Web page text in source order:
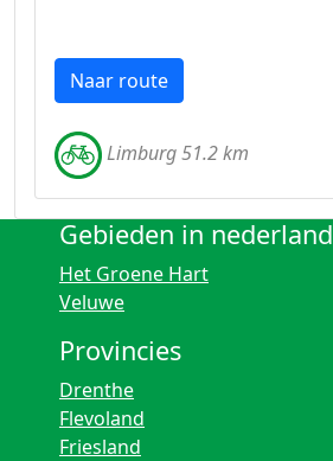
Naar route
Limburg 51.2 km
Gebieden in nederland
Het Groene Hart
Veluwe
Provincies
Drenthe
Flevoland
Friesland